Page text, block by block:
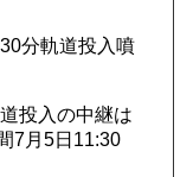
分軌道投入噴
投入の中継は
7月5日11:30